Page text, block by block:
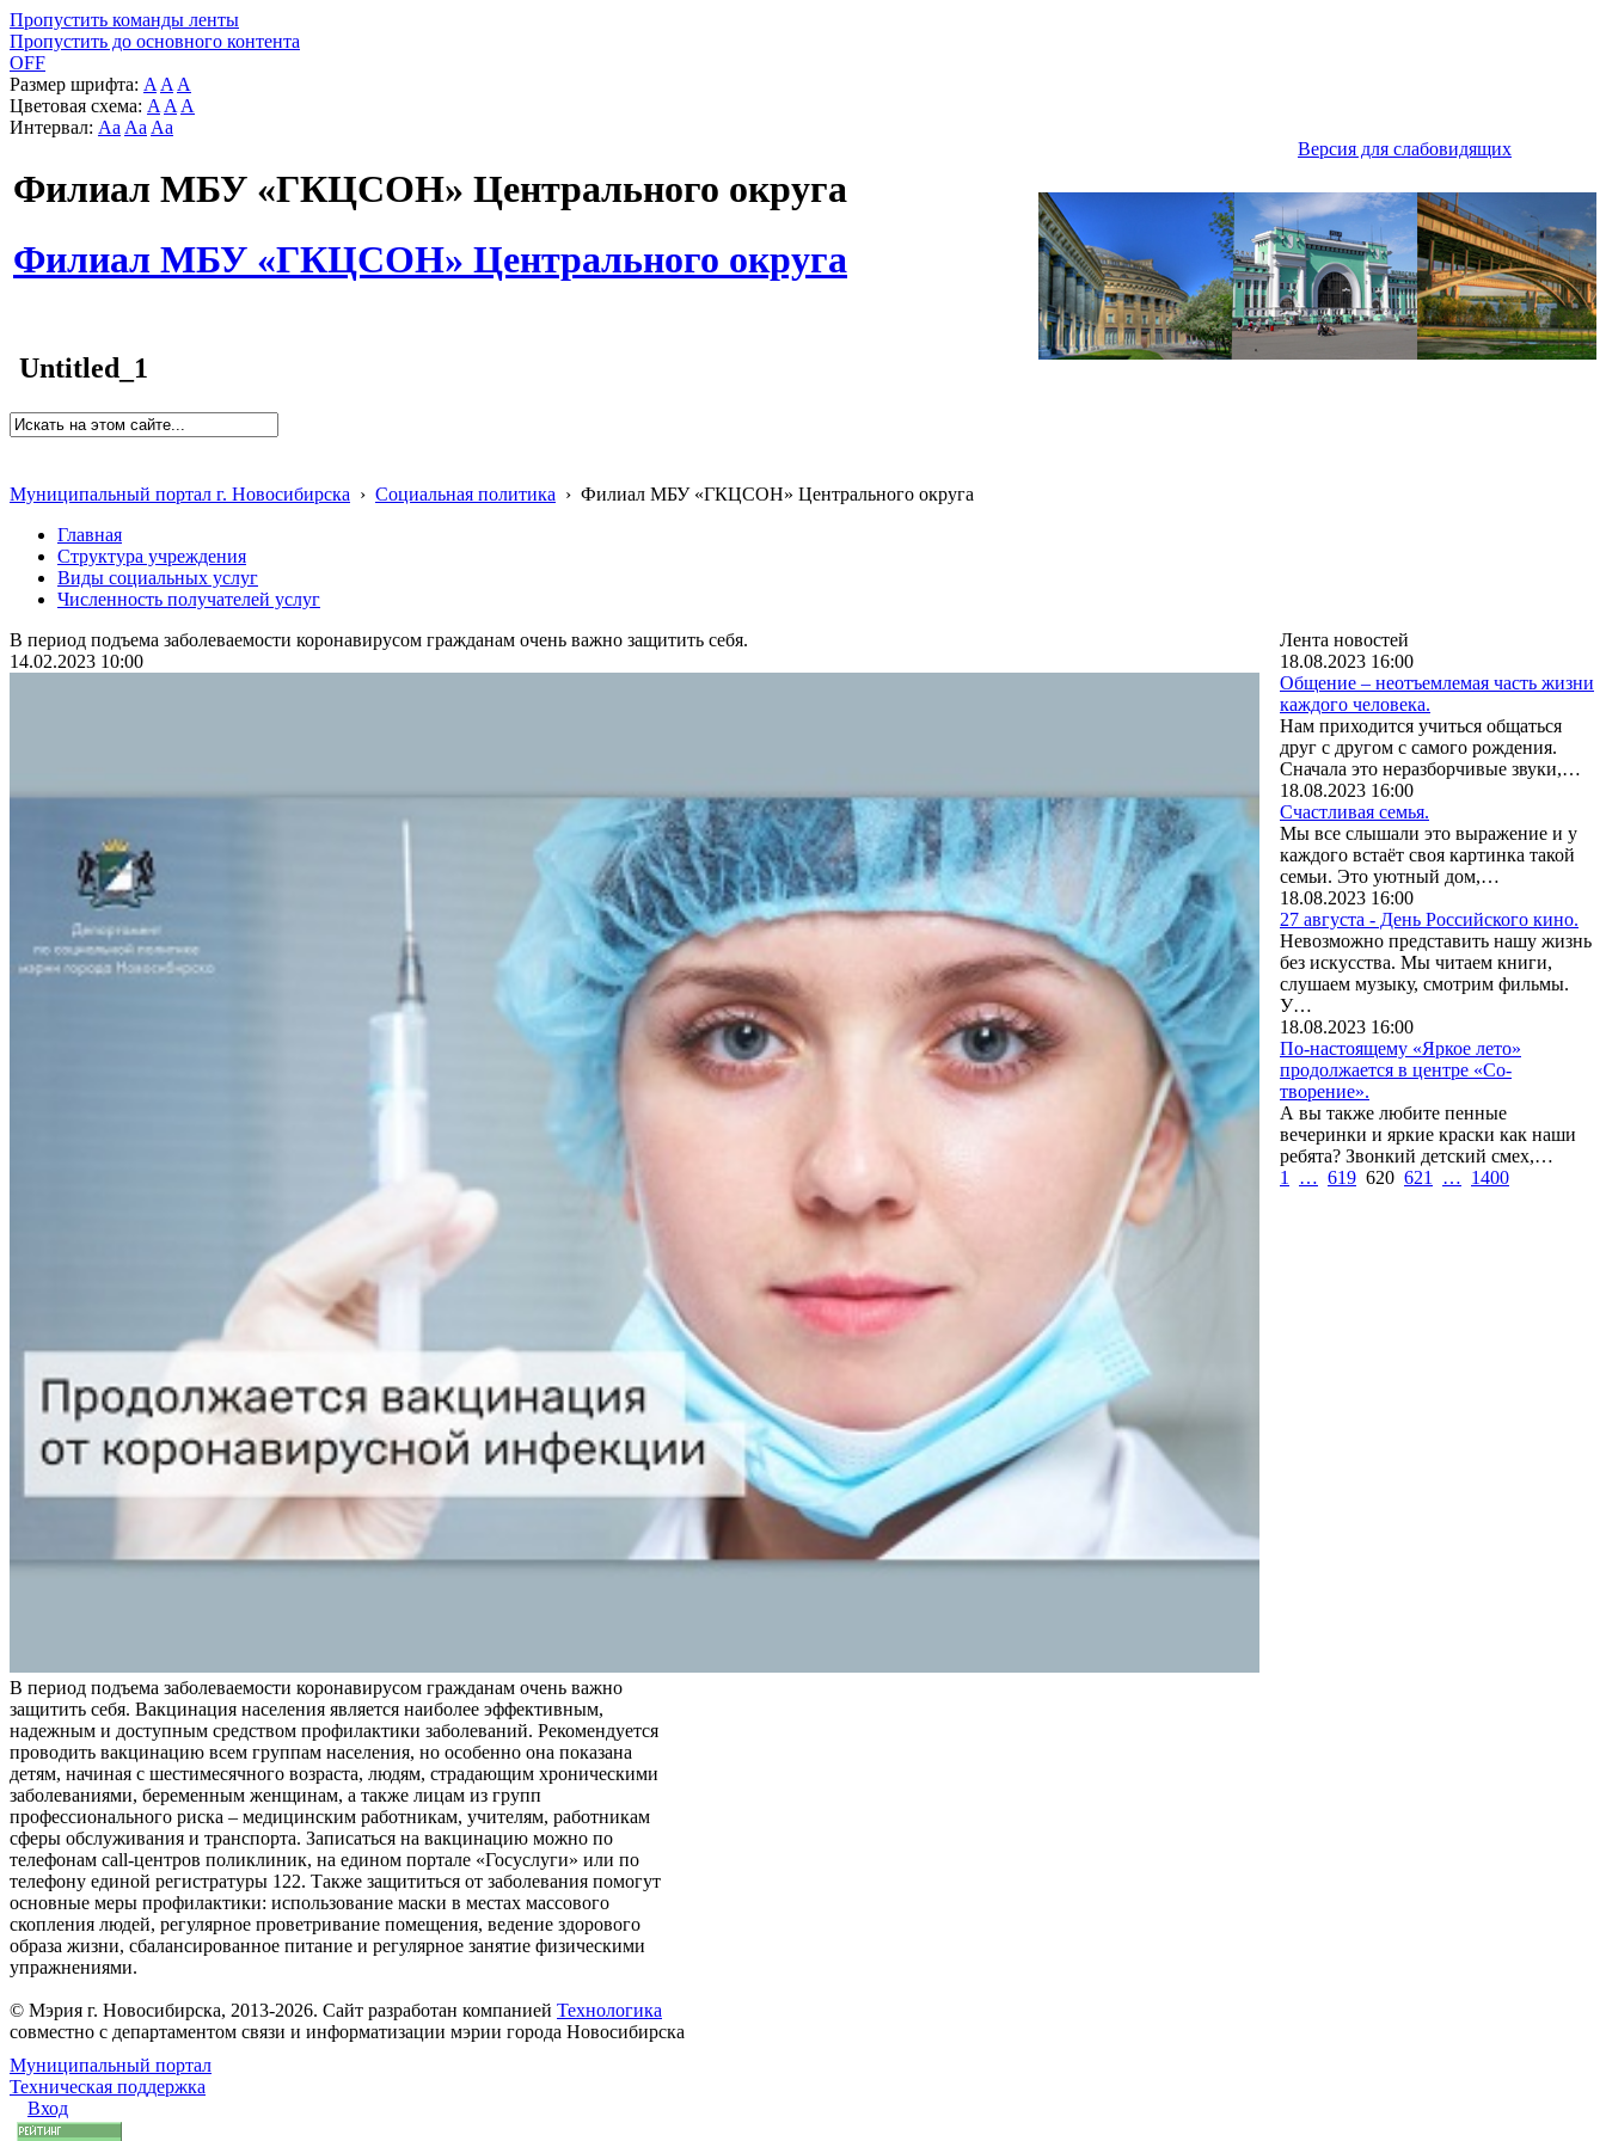
Пропустить команды ленты
Пропустить до основного контента
OFF
Размер шрифта: A A A
Цветовая схема: A A A
Интервал: Aa Aa Aa
Версия для слабовидящих
Филиал МБУ «ГКЦСОН» Центрального округа
Филиал МБУ «ГКЦСОН» Центрального округа
Untitled_1
Муниципальный портал г. Новосибирска › Социальная политика › Филиал МБУ «ГКЦСОН» Центрального округа
Главная
Структура учреждения
Виды социальных услуг
Численность получателей услуг
В период подъема заболеваемости коронавирусом гражданам очень важно защитить себя.
14.02.2023 10:00
В период подъема заболеваемости коронавирусом гражданам очень важно
защитить себя. Вакцинация населения является наиболее эффективным,
надежным и доступным средством профилактики заболеваний. Рекомендуется
проводить вакцинацию всем группам населения, но особенно она показана
детям, начиная с шестимесячного возраста, людям, страдающим хроническими
заболеваниями, беременным женщинам, а также лицам из групп
профессионального риска – медицинским работникам, учителям, работникам
сферы обслуживания и транспорта. Записаться на вакцинацию можно по
телефонам call-центров поликлиник, на едином портале «Госуслуги» или по
телефону единой регистратуры 122. Также защититься от заболевания помогут
основные меры профилактики: использование маски в местах массового
скопления людей, регулярное проветривание помещения, ведение здорового
образа жизни, сбалансированное питание и регулярное занятие физическими
упражнениями.
Лента новостей
18.08.2023 16:00
Общение – неотъемлемая часть жизни
каждого человека.
Нам приходится учиться общаться
друг с другом с самого рождения.
Сначала это неразборчивые звуки,…
18.08.2023 16:00
Счастливая семья.
Мы все слышали это выражение и у
каждого встаёт своя картинка такой
семьи. Это уютный дом,…
18.08.2023 16:00
27 августа - День Российского кино.
Невозможно представить нашу жизнь
без искусства. Мы читаем книги,
слушаем музыку, смотрим фильмы.
У…
18.08.2023 16:00
По-настоящему «Яркое лето»
продолжается в центре «Со-
творение».
А вы также любите пенные
вечеринки и яркие краски как наши
ребята? Звонкий детский смех,…
1
… 619 620 621 … 1400
© Мэрия г. Новосибирска, 2013-2026. Сайт разработан компанией Технологика
совместно с департаментом связи и информатизации мэрии города Новосибирска
Муниципальный портал
Техническая поддержка
Вход